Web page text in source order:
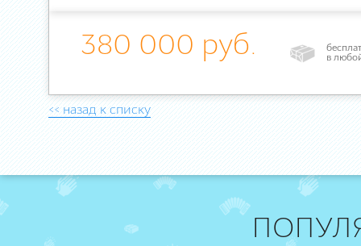
380 000 руб.
в
<< назад к списку